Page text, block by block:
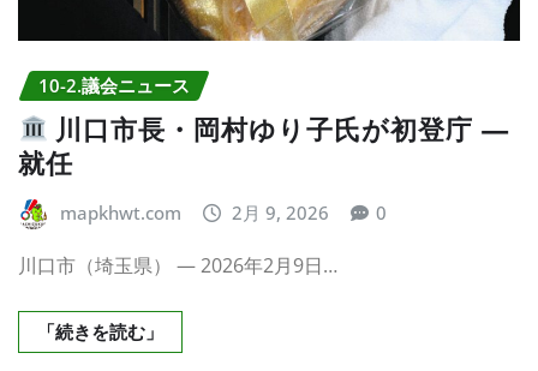
10-2.議会ニュース
川口市長・岡村ゆり子氏が初登庁 —
就任
mapkhwt.com 2月 9, 2026 0
川口市（埼玉県） — 2026年2月9日…
「続きを読む」